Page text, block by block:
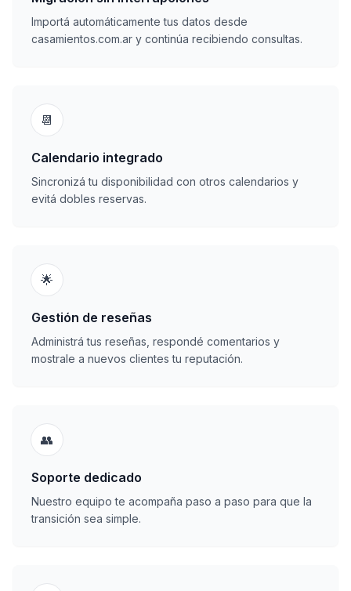
Importá automáticamente tus datos desde
casamientos.com.ar y continúa recibiendo consultas.
📆
Calendario integrado
Sincronizá tu disponibilidad con otros calendarios y
evitá dobles reservas.
🌟
Gestión de reseñas
Administrá tus reseñas, respondé comentarios y
mostrale a nuevos clientes tu reputación.
👥
Soporte dedicado
Nuestro equipo te acompaña paso a paso para que la
transición sea simple.